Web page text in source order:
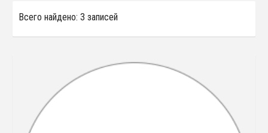
Всего найдено: 3 записей